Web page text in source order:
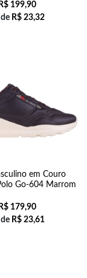
R$199,90
R$23,32
em Couro
Go-604 Marrom
R$179,90
R$23,61